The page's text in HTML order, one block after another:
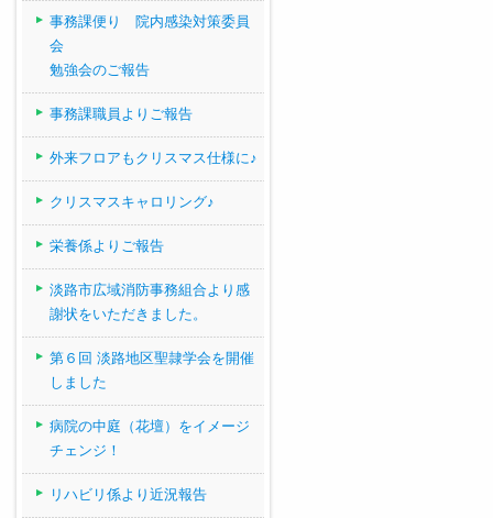
事務課便り 院内感染対策委員
会
勉強会のご報告
事務課職員よりご報告
外来フロアもクリスマス仕様に♪
クリスマスキャロリング♪
栄養係よりご報告
淡路市広域消防事務組合より感
謝状をいただきました。
第６回 淡路地区聖隷学会を開催
しました
病院の中庭（花壇）をイメージ
チェンジ！
リハビリ係より近況報告